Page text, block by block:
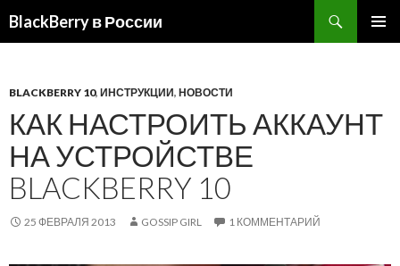
BlackBerry в России
BLACKBERRY 10, ИНСТРУКЦИИ, НОВОСТИ
КАК НАСТРОИТЬ АККАУНТ
НА УСТРОЙСТВЕ
BLACKBERRY 10
25 ФЕВРАЛЯ 2013 GOSSIP GIRL 1 КОММЕНТАРИЙ